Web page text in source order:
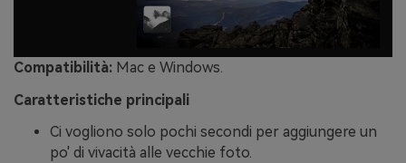
Compatibilità: Mac e Windows.
Caratteristiche principali
Ci vogliono solo pochi secondi per aggiungere un
po' di vivacità alle vecchie foto.